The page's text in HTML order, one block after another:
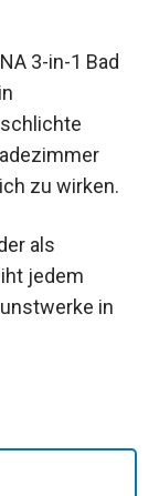
3-in-1 Bad
zu wirken.
als
jedem
in